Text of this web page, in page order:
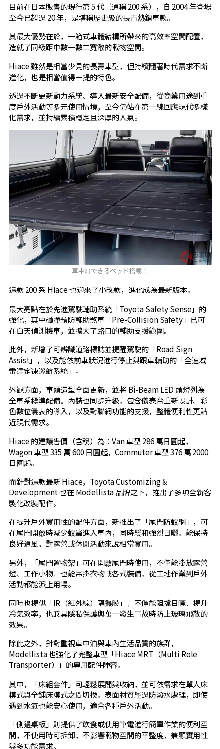
目前在日本販售的現行第 5 代（通稱 200 系），自 2004 年登場
至今已超過 20 年，是堪稱歷史級的長青熱銷車款。
其最大優勢在於，一箱式車體結構所帶來的高效率空間配置，
造就了同級距中數一數二寬敞的載物空間。
Hiace 雖然是相當少見的長壽車型，但持續隨著時代需求不斷
進化，也是相當值得一提的特色。
透過不斷更新動力系統、導入最新安全配備，從商業用途到重
度戶外活動等多元使用情境，至今仍站在第一線回應現代多樣
化需求，並持續累積穩定且深厚的人氣。
車中泊できるベッド搭載！
這款 200 系 Hiace 也迎來了小改款，進化成為最新版本。
最大亮點在於先進駕駛輔助系統「Toyota Safety Sense」的
強化，其中碰撞預防輔助煞車「Pre-Collision Safety」已可
在白天偵測機車，並擴大了路口的輔助支援範圍。
此外，新增了可辨識道路標誌並提醒駕駛的「Road Sign
Assist」，以及能依前車狀況進行停止與跟車輔助的「全速域
雷達定速巡航系統」。
外觀方面，車頭造型全面更新，並將 Bi-Beam LED 頭燈列為
全車系標準配備。內裝也同步升級，包含儀表台重新設計、彩
色數位儀表的導入，以及對聯網功能的支援，整體便利性更貼
近現代需求。
Hiace 的建議售價（含稅）為：Van 車型 286 萬日圓起，
Wagon 車型 335 萬 600 日圓起，Commuter 車型 376 萬 2000
日圓起。
而針對這款最新 Hiace，Toyota Customizing &
Development 也在 Modellista 品牌之下，推出了多項全新客
製化改裝配件。
在提升戶外實用性的配件方面，新推出了「尾門防蚊網」，可
在尾門開啟時減少蚊蟲進入車內，同時緩和強烈日曬。能保持
良好通風，對露營或休閒活動來說相當實用。
另外，「尾門置物架」可在開啟尾門時使用，不僅能掛放露營
燈、工作小物，也能吊掛衣物或各式裝備，從工地作業到戶外
活動都能派上用場。
同時也提供「IR（紅外線）隔熱膜」，不僅能阻擋日曬、提升
冷氣效率，也兼具隱私保護與萬一發生事故時防止玻璃飛散的
效果。
除此之外，針對重視車中泊與車內生活品質的族群，
Modellista 也強化了完整車型「Hiace MRT（Multi Role
Transporter）」的專用配件陣容。
其中，「床組套件」可輕鬆展開與收納，並可依需求在單人床
模式與全鋪床模式之間切換。表面材質經過防潑水處理，即使
遇到水氣也能安心使用，適合各種戶外活動。
「側邊桌板」則提供了飲食或使用筆電進行簡單作業的便利空
間，不使用時可拆卸，不影響載物空間的平整度，兼顧實用性
與多功能需求。